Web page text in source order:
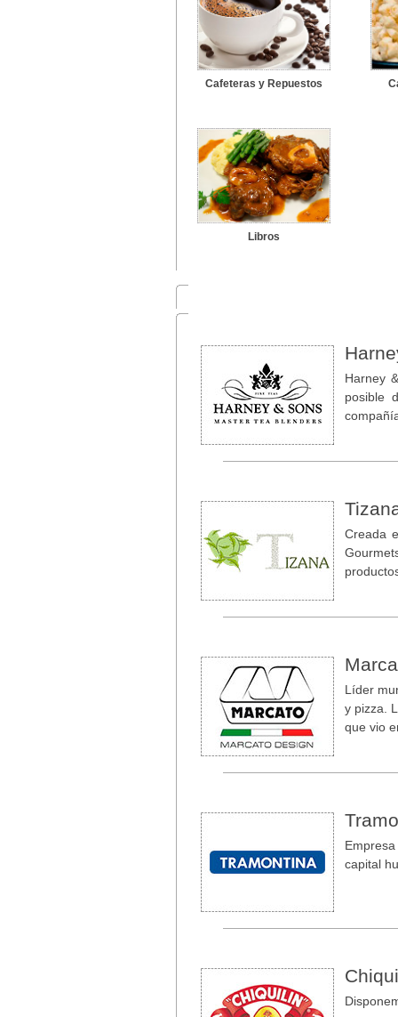
Cafeteras y Repuestos
Libros
Harney
posible
Creada
Líder
y pizza.
que vio
capital